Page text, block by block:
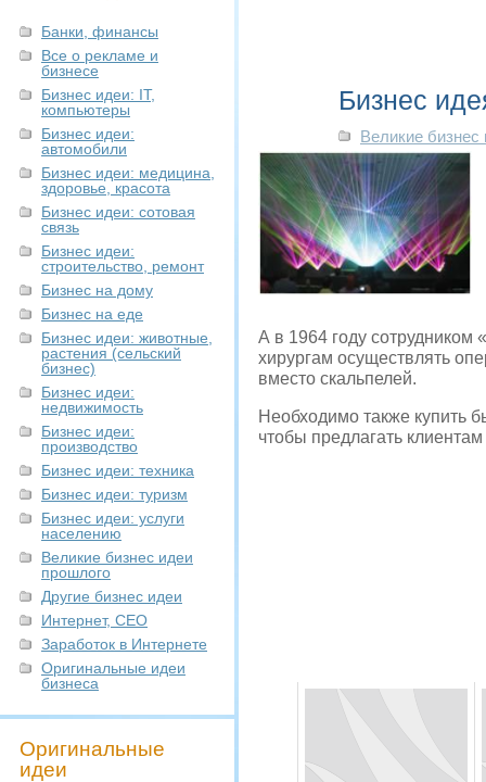
Банки, финансы
Все о рекламе и
бизнесе
Бизнес идеи: IT,
компьютеры
Бизнес идеи:
автомобили
Бизнес идеи: медицина,
здоровье, красота
Бизнес идеи: сотовая
связь
Бизнес идеи:
строительство, ремонт
Бизнес на дому
Бизнес на еде
Бизнес идеи: животные,
растения (сельский
бизнес)
Бизнес идеи:
недвижимость
Бизнес идеи:
производство
Бизнес идеи: техника
Бизнес идеи: туризм
Бизнес идеи: услуги
населению
Великие бизнес идеи
прошлого
Другие бизнес идеи
Интернет, СЕО
Заработок в Интернете
Оригинальные идеи
бизнеса
Оригинальные
идеи
Бизнес
Великие
А в 1964 году сотрудником
хирургам осуществлять
вместо скальпелей.
Необходимо также купить
чтобы предлагать